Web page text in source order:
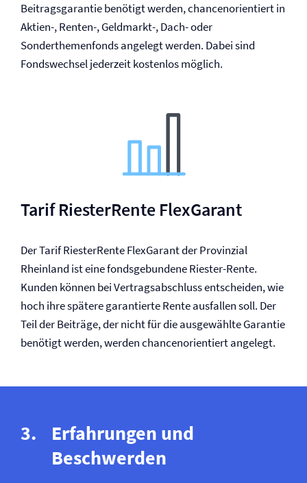
Beitragsgarantie benötigt werden, chancenorientiert in
Aktien-, Renten-, Geldmarkt-, Dach- oder
Sonderthemenfonds angelegt werden. Dabei sind
Fondswechsel jederzeit kostenlos möglich.
Tarif RiesterRente FlexGarant
Der Tarif RiesterRente FlexGarant der Provinzial
Rheinland ist eine fondsgebundene Riester-Rente.
Kunden können bei Vertragsabschluss entscheiden, wie
hoch ihre spätere garantierte Rente ausfallen soll. Der
Teil der Beiträge, der nicht für die ausgewählte Garantie
benötigt werden, werden chancenorientiert angelegt.
Erfahrungen und
Beschwerden